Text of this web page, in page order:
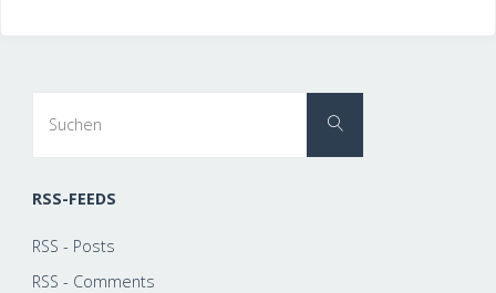
Suchen
RSS-FEEDS
RSS - Posts
RSS - Comments